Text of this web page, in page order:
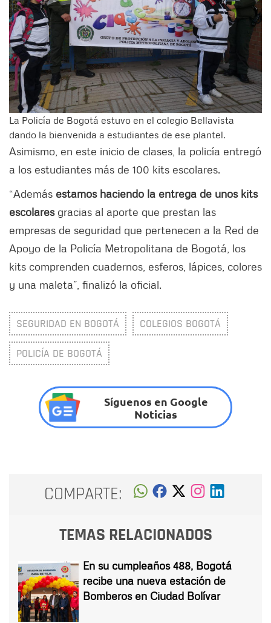
La Policía de Bogotá estuvo en el colegio Bellavista
dando la bienvenida a estudiantes de ese plantel.
Asimismo, en este inicio de clases, la policía entregó
a los estudiantes más de 100 kits escolares.
“Además estamos haciendo la entrega de unos kits
escolaresgracias al aporte que prestan las
empresas de seguridad que pertenecen a la Red de
Apoyo de la Policía Metropolitana de Bogotá, los
kits comprenden cuadernos, esferos, lápices, colores
y una maleta”, finalizó la oficial.
SEGURIDAD EN BOGOTÁ COLEGIOS BOGOTÁ
POLICÍA DE BOGOTÁ
Síguenos en Google
Noticias
COMPARTE:
TEMAS RELACIONADOS
En su cumpleaños 488, Bogotá
recibe una nueva estación de
Bomberos en Ciudad Bolívar